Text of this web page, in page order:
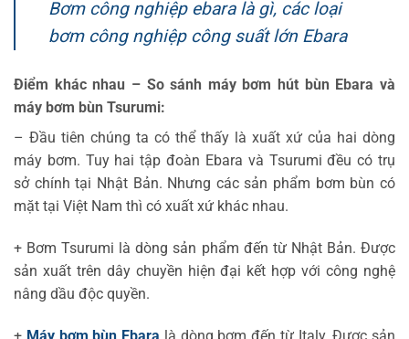
Bơm công nghiệp ebara là gì, các loại
bơm công nghiệp công suất lớn Ebara
Điểm khác nhau – So sánh máy bơm hút bùn Ebara và
máy bơm bùn Tsurumi:
– Đầu tiên chúng ta có thể thấy là xuất xứ của hai dòng
máy bơm. Tuy hai tập đoàn Ebara và Tsurumi đều có trụ
sở chính tại Nhật Bản. Nhưng các sản phẩm bơm bùn có
mặt tại Việt Nam thì có xuất xứ khác nhau.
+ Bơm Tsurumi là dòng sản phẩm đến từ Nhật Bản. Được
sản xuất trên dây chuyền hiện đại kết hợp với công nghệ
nâng dầu độc quyền.
+ Máy bơm bùn Ebara là dòng bơm đến từ Italy. Được sản